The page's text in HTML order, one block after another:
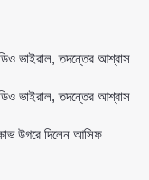
ভাইরাল, তদন্তের আশ্বাস
ভাইরাল, তদন্তের আশ্বাস
উগরে দিলেন আসিফ